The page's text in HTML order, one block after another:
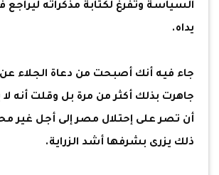
السياسة وتفرغ لكتابة مذكراته ليراجع
يداه.
جاء فيه أنك أصبحت من دعاة الجلاء عن
جاهرت بذلك أكثر من مرة بل وقلت أنه لا
أن تصر على إحتلال مصر إلى أجل غير
ذلك يزرى بشرفها أشد الزراية.